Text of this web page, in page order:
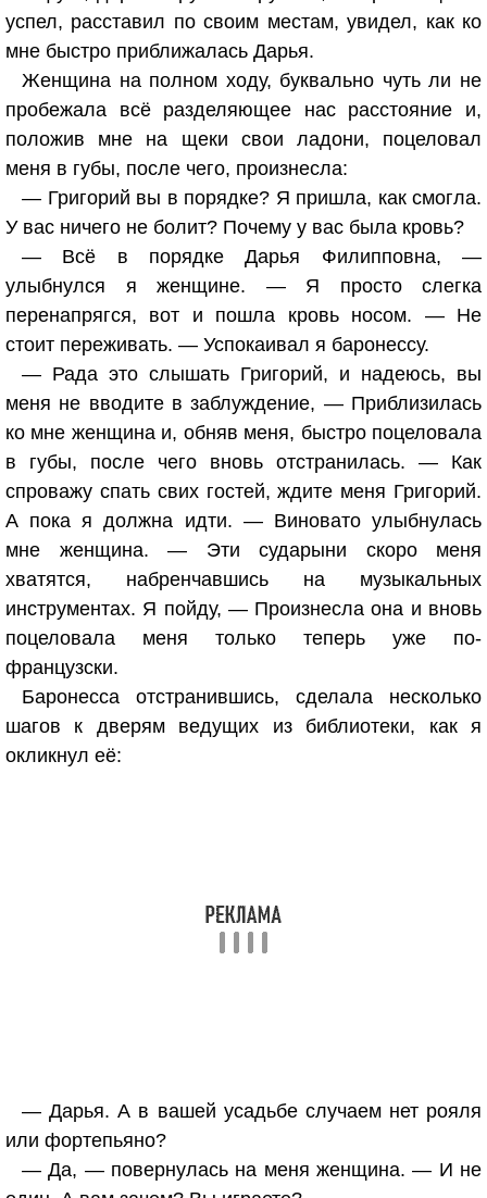
успел, расставил по своим местам, увидел, как ко
мне быстро приближалась Дарья.
Женщина на полном ходу, буквально чуть ли не
пробежала всё разделяющее нас расстояние и,
положив мне на щеки свои ладони, поцеловал
меня в губы, после чего, произнесла:
— Григорий вы в порядке? Я пришла, как смогла.
У вас ничего не болит? Почему у вас была кровь?
— Всё в порядке Дарья Филипповна, —
улыбнулся я женщине. — Я просто слегка
перенапрягся, вот и пошла кровь носом. — Не
стоит переживать. — Успокаивал я баронессу.
— Рада это слышать Григорий, и надеюсь, вы
меня не вводите в заблуждение, — Приблизилась
ко мне женщина и, обняв меня, быстро поцеловала
в губы, после чего вновь отстранилась. — Как
спроважу спать свих гостей, ждите меня Григорий.
А пока я должна идти. — Виновато улыбнулась
мне женщина. — Эти сударыни скоро меня
хватятся, набренчавшись на музыкальных
инструментах. Я пойду, — Произнесла она и вновь
поцеловала меня только теперь уже по-
французски.
Баронесса отстранившись, сделала несколько
шагов к дверям ведущих из библиотеки, как я
окликнул её:
— Дарья. А в вашей усадьбе случаем нет рояля
или фортепьяно?
— Да, — повернулась на меня женщина. — И не